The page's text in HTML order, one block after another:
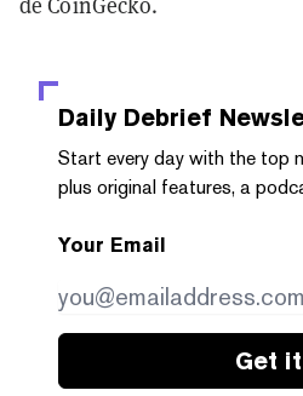
Daily Debrief
Start every day with the top
plus original features, a
Your Email
Get